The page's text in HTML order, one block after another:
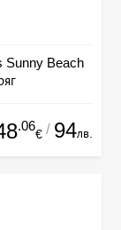
Sunny Beach
.06
€ / 94лв.